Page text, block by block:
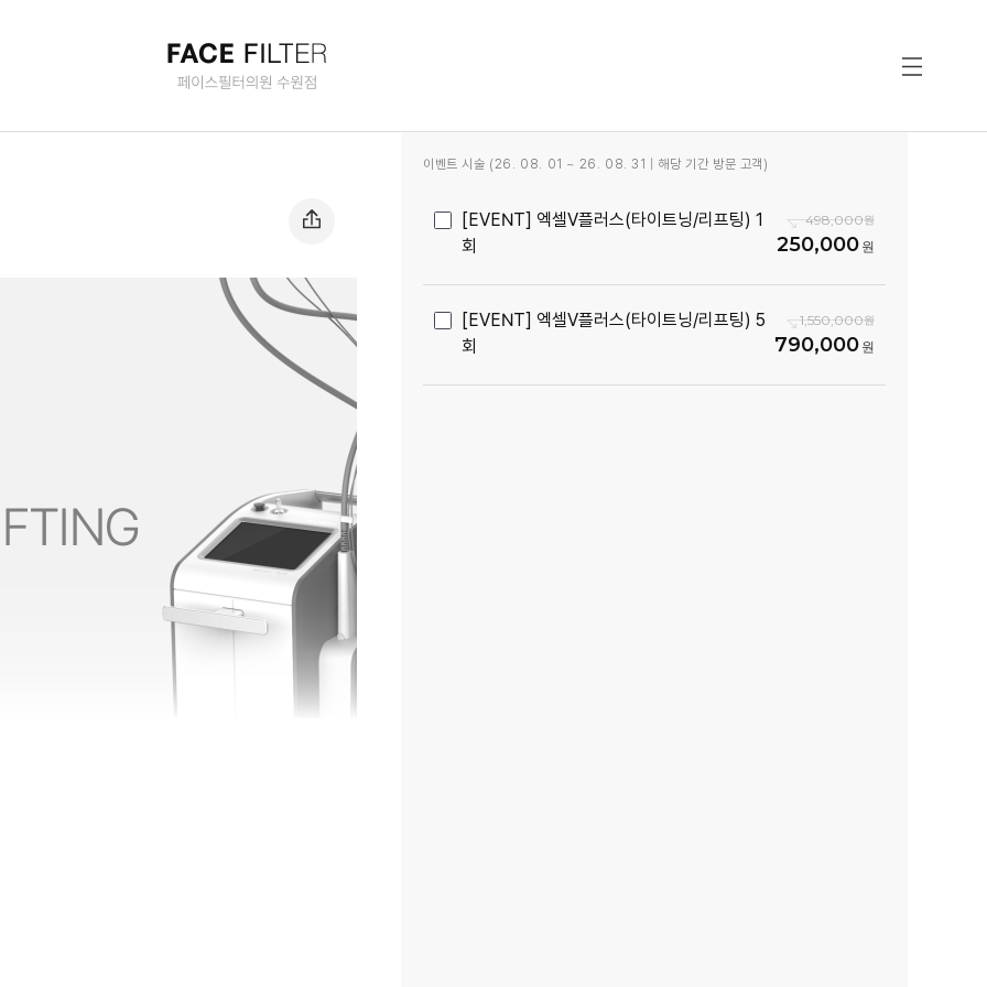
이벤트 시술 (26. 08. 01 ~ 26. 08. 31 | 해당 기간 방문 고객)
[EVENT] 엑셀V플러스(타이트닝/리프팅) 1
회
498,000
250,000
[EVENT] 엑셀V플러스(타이트닝/리프팅) 5
회
1,550,000
790,000